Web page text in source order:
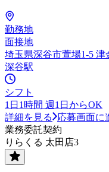
勤務地
面接地
埼玉県深谷市萱場1-5 津
深谷駅
シフト
1日1時間 週1日からOK
詳細を見る
応募画面に
業務委託契約
りらくる 太田店3